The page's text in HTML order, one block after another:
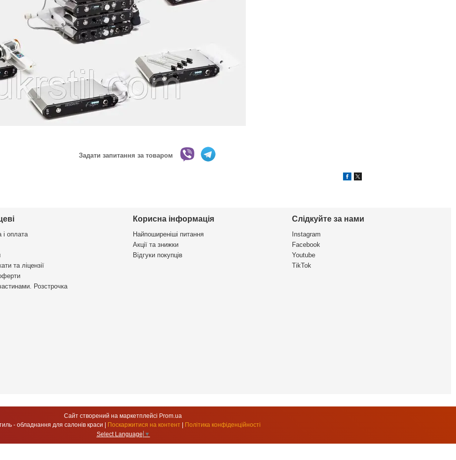
Задати запитання за товаром
і оплата
та ліцензії
Розстрочка
Корисна інформація
Найпоширеніші питання
Акції та знижки
Відгуки покупців
Слідкуйте за нами
Instagram
Facebook
Youtube
TikTok
Сайт створений на маркетплейсі Prom.ua
Поскаржитися на контент
Політика конфіденційності
Select Language ▼